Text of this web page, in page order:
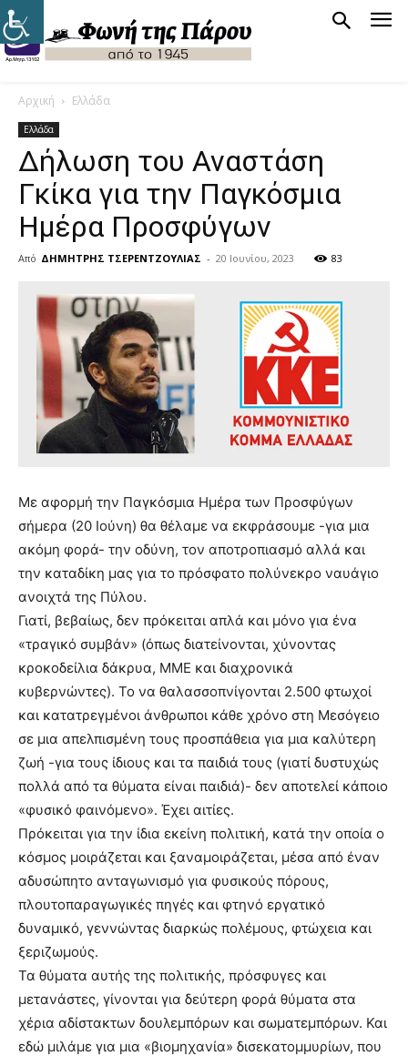
Αρχική Ελλάδα
Ελλάδα
Δήλωση του Αναστάση
Γκίκα για την Παγκόσμια
Ημέρα Προσφύγων
Από ΔΗΜΗΤΡΗΣ ΤΣΕΡΕΝΤΖΟΥΛΙΑΣ - 20 Ιουνίου, 2023 83
Με αφορμή την Παγκόσμια Ημέρα των Προσφύγων
σήμερα (20 Ιούνη) θα θέλαμε να εκφράσουμε -για μια
ακόμη φορά- την οδύνη, τον αποτροπιασμό αλλά και
την καταδίκη μας για το πρόσφατο πολύνεκρο ναυάγιο
ανοιχτά της Πύλου.
Γιατί, βεβαίως, δεν πρόκειται απλά και μόνο για ένα
«τραγικό συμβάν» (όπως διατείνονται, χύνοντας
κροκοδείλια δάκρυα, ΜΜΕ και διαχρονικά
κυβερνώντες). Το να θαλασσοπνίγονται 2.500 φτωχοί
και κατατρεγμένοι άνθρωποι κάθε χρόνο στη Μεσόγειο
σε μια απελπισμένη τους προσπάθεια για μια καλύτερη
ζωή -για τους ίδιους και τα παιδιά τους (γιατί δυστυχώς
πολλά από τα θύματα είναι παιδιά)- δεν αποτελεί κάποιο
«φυσικό φαινόμενο». Έχει αιτίες.
Πρόκειται για την ίδια εκείνη πολιτική, κατά την οποία ο
κόσμος μοιράζεται και ξαναμοιράζεται, μέσα από έναν
αδυσώπητο ανταγωνισμό για φυσικούς πόρους,
πλουτοπαραγωγικές πηγές και φτηνό εργατικό
δυναμικό, γεννώντας διαρκώς πολέμους, φτώχεια και
ξεριζωμούς.
Τα θύματα αυτής της πολιτικής, πρόσφυγες και
μετανάστες, γίνονται για δεύτερη φορά θύματα στα
χέρια αδίστακτων δουλεμπόρων και σωματεμπόρων. Και
εδώ μιλάμε για μια «βιομηχανία» δισεκατομμυρίων, που